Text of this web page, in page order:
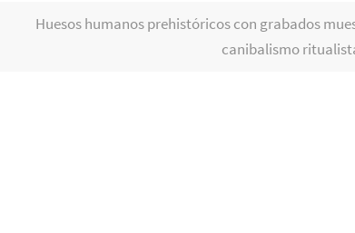
Huesos humanos prehistóricos con grabados
canibalismo